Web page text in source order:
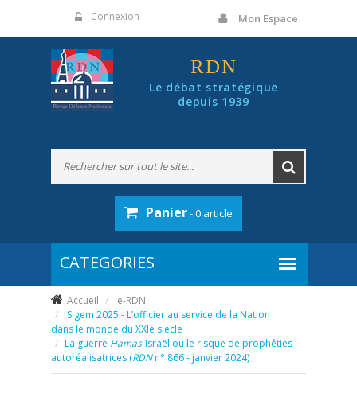
Connexion Mon Espace
RDN
Le débat stratégique
depuis 1939
Panier- 0 article
Accueil
e-RDN
Sigem 2025 - L’officier au service de la Nation
dans le monde du XXIe siècle
La guerre Hamas-Israël ou le risque de prophéties
autoréalisatrices (RDNn° 866 - janvier 2024)